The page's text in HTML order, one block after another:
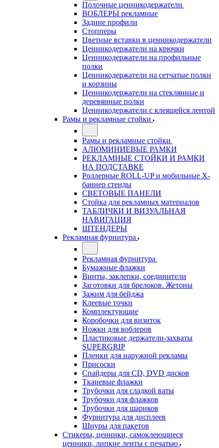
Полочные ценникодержатели
ВОБЛЕРЫ рекламные
Задние профили
Стопперы
Цветные вставки в ценникодержатели
Ценникодержатели на крючки
Ценникодержатели на профильные
полки
Ценникодержатели на сетчатые полки
и корзины
Ценникодержатели на стеклянные и
деревянные полки
Ценникодержатели с клеящейся лентой
Рамы и рекламные стойки
Рамы и рекламные стойки
АЛЮМИНИЕВЫЕ РАМКИ
РЕКЛАМНЫЕ СТОЙКИ И РАМКИ
НА ПОДСТАВКЕ
Роллерные ROLL-UP и мобильные X-
баннер стенды
СВЕТОВЫЕ ПАНЕЛИ
Стойка для рекламных материалов
ТАБЛИЧКИ И ВИЗУАЛЬНАЯ
НАВИГАЦИЯ
ШТЕНДЕРЫ
Рекламная фурнитура
Рекламная фурнитура
Бумажные флажки
Винты, заклепки, соединители
Заготовки для брелоков. Жетоны
Зажим для бейджа
Клеевые точки
Комплектующие
Коробочки для визиток
Ножки для воблеров
Пластиковые держатели-захваты
SUPERGRIP
Пленки для наружной рекламы
Присоски
Спайдеры для CD, DVD дисков
Тканевые флажки
Трубочки для сладкой ваты
Трубочки для флажков
Трубочки для шариков
Фурнитура для дисплеев
Шнуры для пакетов
Стикеры, ценники, самоклеющиеся
ценники, липкие ленты с печатью